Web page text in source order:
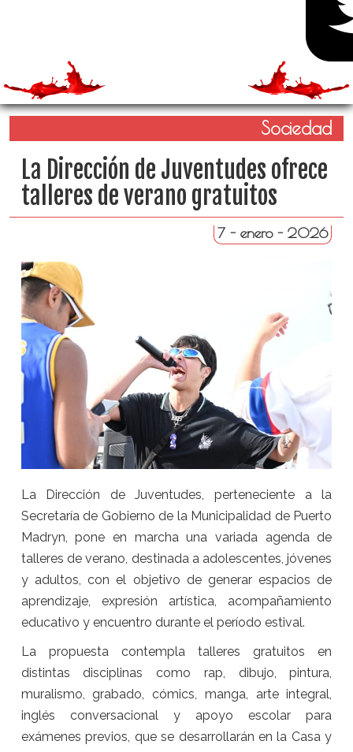
Sociedad
La Dirección de Juventudes ofrece
talleres de verano gratuitos
7 - enero - 2026
La Dirección de Juventudes, perteneciente a la
Secretaría de Gobierno de la Municipalidad de Puerto
Madryn, pone en marcha una variada agenda de
talleres de verano, destinada a adolescentes, jóvenes
y adultos, con el objetivo de generar espacios de
aprendizaje, expresión artística, acompañamiento
educativo y encuentro durante el período estival.
La propuesta contempla talleres gratuitos en
distintas disciplinas como rap, dibujo, pintura,
muralismo, grabado, cómics, manga, arte integral,
inglés conversacional y apoyo escolar para
exámenes previos, que se desarrollarán en la Casa y